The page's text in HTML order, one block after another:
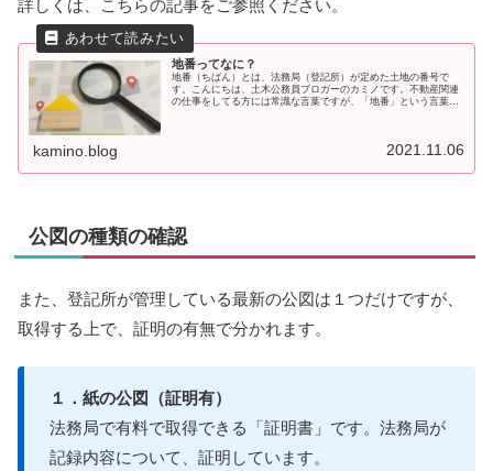
詳しくは、こちらの記事をご参照ください。
地番ってなに？
地番（ちばん）とは、法務局（登記所）が定めた土地の番号で
す。こんにちは、土木公務員ブロガーのカミノです。不動産関連
の仕事をしてる方には常識な言葉ですが、「地番」という言葉
kamino.blog 2021.11.06
公図の種類の確認
また、登記所が管理している最新の公図は１つだけですが、
取得する上で、証明の有無で分かれます。
１．紙の公図（証明有）
法務局で有料で取得できる「証明書」です。法務局が
記録内容について、証明しています。